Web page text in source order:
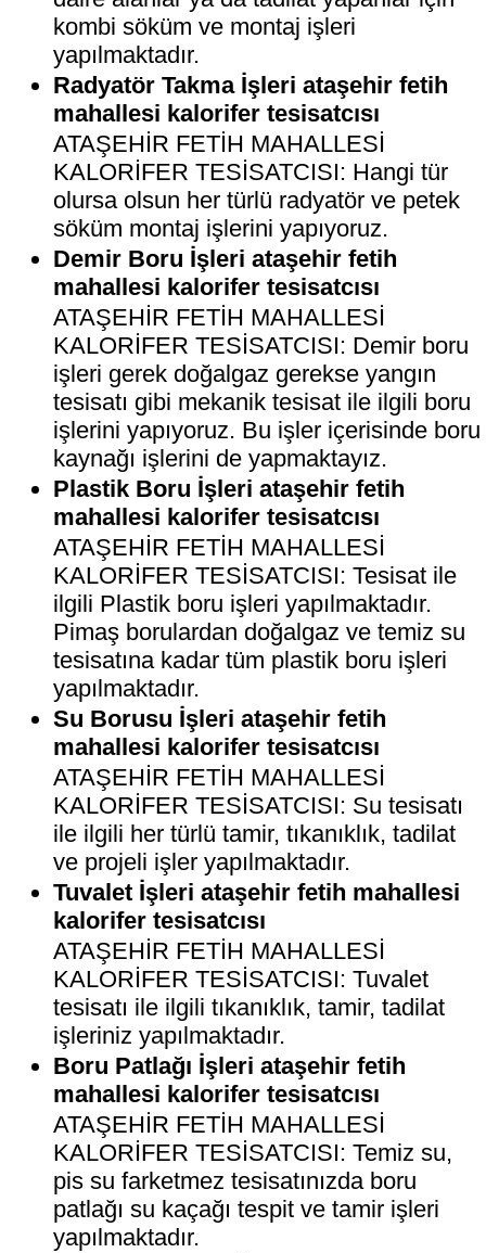
kombi söküm ve montaj işleri
yapılmaktadır.
Radyatör Takma İşleri ataşehir fetih
mahallesi kalorifer tesisatcısı
ATAŞEHİR FETİH MAHALLESİ
KALORİFER TESİSATCISI: Hangi tür
olursa olsun her türlü radyatör ve petek
söküm montaj işlerini yapıyoruz.
Demir Boru İşleri ataşehir fetih
mahallesi kalorifer tesisatcısı
ATAŞEHİR FETİH MAHALLESİ
KALORİFER TESİSATCISI: Demir boru
işleri gerek doğalgaz gerekse yangın
tesisatı gibi mekanik tesisat ile ilgili boru
işlerini yapıyoruz. Bu işler içerisinde boru
kaynağı işlerini de yapmaktayız.
Plastik Boru İşleri ataşehir fetih
mahallesi kalorifer tesisatcısı
ATAŞEHİR FETİH MAHALLESİ
KALORİFER TESİSATCISI: Tesisat ile
ilgili Plastik boru işleri yapılmaktadır.
Pimaş borulardan doğalgaz ve temiz su
tesisatına kadar tüm plastik boru işleri
yapılmaktadır.
Su Borusu İşleri ataşehir fetih
mahallesi kalorifer tesisatcısı
ATAŞEHİR FETİH MAHALLESİ
KALORİFER TESİSATCISI: Su tesisatı
ile ilgili her türlü tamir, tıkanıklık, tadilat
ve projeli işler yapılmaktadır.
Tuvalet İşleri ataşehir fetih mahallesi
kalorifer tesisatcısı
ATAŞEHİR FETİH MAHALLESİ
KALORİFER TESİSATCISI: Tuvalet
tesisatı ile ilgili tıkanıklık, tamir, tadilat
işleriniz yapılmaktadır.
Boru Patlağı İşleri ataşehir fetih
mahallesi kalorifer tesisatcısı
ATAŞEHİR FETİH MAHALLESİ
KALORİFER TESİSATCISI: Temiz su,
pis su farketmez tesisatınızda boru
patlağı su kaçağı tespit ve tamir işleri
yapılmaktadır.